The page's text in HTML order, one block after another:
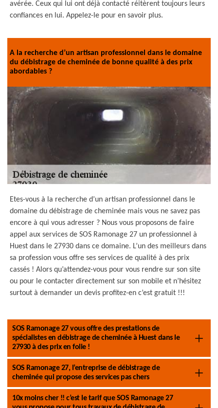
avérée. Ceux qui lui ont déjà contacté réitèrent toujours leurs
confiances en lui. Appelez-le pour en savoir plus.
A la recherche d’un artisan professionnel dans le domaine
du débistrage de cheminée de bonne qualité à des prix
abordables ?
Etes-vous à la recherche d’un artisan professionnel dans le
domaine du débistrage de cheminée mais vous ne savez pas
encore à qui vous adresser ? Nous vous proposons de faire
appel aux services de SOS Ramonage 27 un professionnel à
Huest dans le 27930 dans ce domaine. L’un des meilleurs dans
sa profession vous offre ses services de qualité à des prix
cassés ! Alors qu’attendez-vous pour vous rendre sur son site
ou pour le contacter directement sur son mobile et n’hésitez
surtout à demander un devis profitez-en c’est gratuit !!!
SOS Ramonage 27 vous offre des prestations de
spécialistes en débistrage de cheminée à Huest dans le
27930 à des prix en folie !
SOS Ramonage 27, l’entreprise de débistrage de
cheminée qui propose des services pas chers
10x moins cher !! c’est le tarif que SOS Ramonage 27